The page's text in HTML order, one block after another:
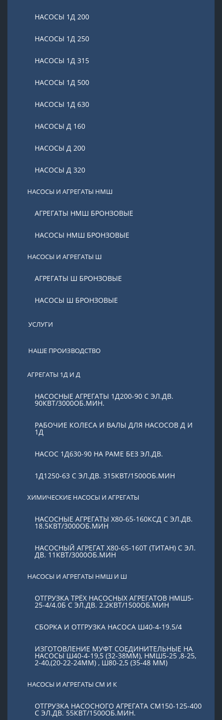
НАСОСЫ 1Д 200
НАСОСЫ 1Д 250
НАСОСЫ 1Д 315
НАСОСЫ 1Д 500
НАСОСЫ 1Д 630
НАСОСЫ Д 160
НАСОСЫ Д 200
НАСОСЫ Д 320
НАСОСЫ И АГРЕГАТЫ НМШ
АГРЕГАТЫ НМШ БРОНЗОВЫЕ
НАСОСЫ НМШ БРОНЗОВЫЕ
НАСОСЫ И АГРЕГАТЫ Ш
АГРЕГАТЫ Ш БРОНЗОВЫЕ
НАСОСЫ Ш БРОНЗОВЫЕ
УСЛУГИ
НАШЕ ПРОИЗВОДСТВО
АГРЕГАТЫ 1Д И Д
НАСОСНЫЕ АГРЕГАТЫ 1Д200-90 С ЭЛ.ДВ.
90КВТ/3000ОБ.МИН.
РАБОЧИЕ КОЛЕСА И ВАЛЫ ДЛЯ НАСОСОВ Д И
1Д
НАСОС 1Д630-90 НА РАМЕ БЕЗ ЭЛ.ДВ.
1Д1250-63 С ЭЛ.ДВ. 315КВТ/1500ОБ.МИН
ХИМИЧЕСКИЕ НАСОСЫ И АГРЕГАТЫ
НАСОСНЫЕ АГРЕГАТЫ Х80-65-160КСД С ЭЛ.ДВ.
18.5КВТ/3000ОБ.МИН
НАСОСНЫЙ АГРЕГАТ Х80-65-160Т (ТИТАН) С ЭЛ.
ДВ. 11КВТ/3000ОБ.МИН
НАСОСЫ И АГРЕГАТЫ НМШ И Ш
ОТГРУЗКА ТРЁХ НАСОСНЫХ АГРЕГАТОВ НМШ5-
25-4/4.0Б С ЭЛ.ДВ. 2.2КВТ/1500ОБ.МИН
СБОРКА И ОТГРУЗКА НАСОСА Ш40-4-19.5/4
ИЗГОТОВЛЕНИЕ МУФТ СОЕДИНИТЕЛЬНЫЕ НА
НАСОСЫ Ш40-4-19,5 (32-38ММ), НМШ5-25 ,8-25,
2-40,(20-22-24ММ) , Ш80-2,5 (35-48 ММ)
НАСОСЫ И АГРЕГАТЫ СМ И К
ОТГРУЗКА НАСОСНОГО АГРЕГАТА СМ150-125-400
С ЭЛ.ДВ. 55КВТ/1500ОБ.МИН.